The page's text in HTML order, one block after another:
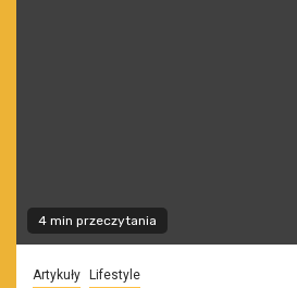
4 min przeczytania
Artykuły Lifestyle